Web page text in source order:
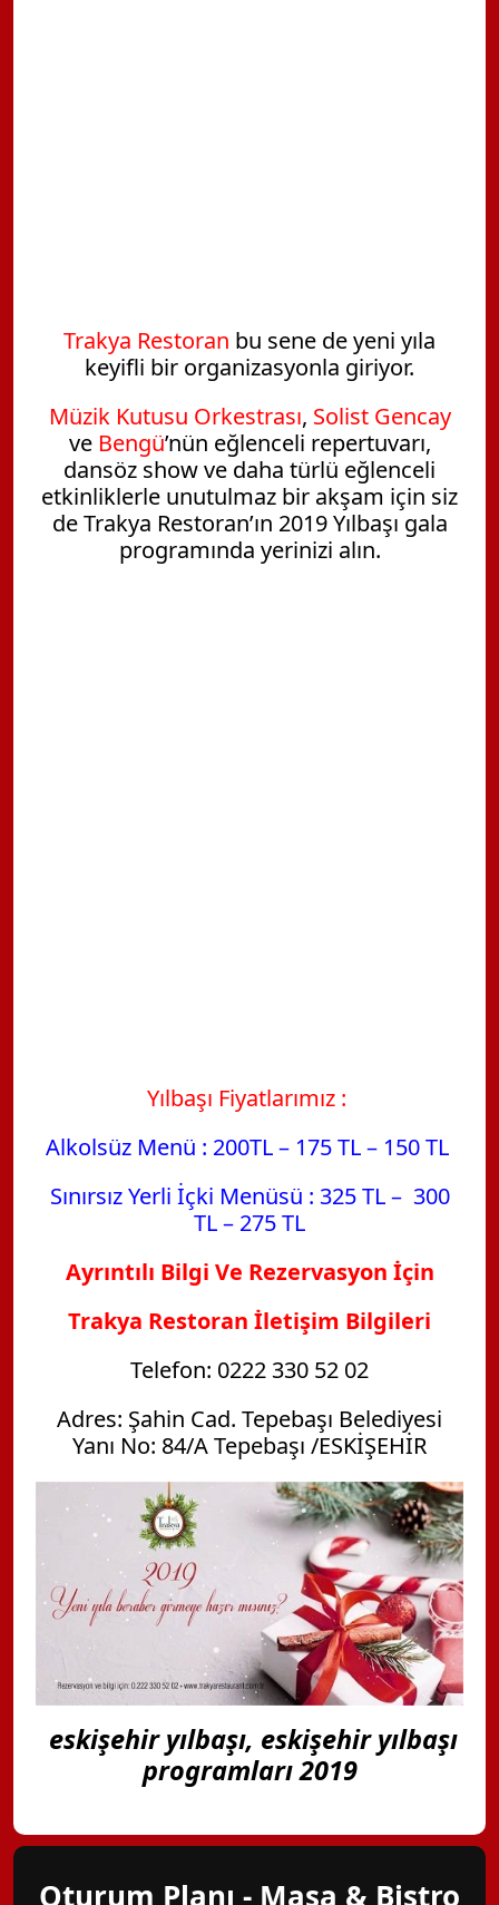
Trakya Restoran bu sene deyeni yıla
keyifli bir organizasyonla giriyor.
Müzik Kutusu Orkestrası, Solist Gencay
ve Bengü’nün eğlenceli repertuvarı,
dansöz show ve daha türlü eğlenceli
etkinliklerle unutulmaz bir akşam için siz
de Trakya Restoran’ın 2019 Yılbaşı gala
programında yerinizi alın.
Yılbaşı Fiyatlarımız :
Alkolsüz Menü : 200TL – 175 TL – 150 TL
Sınırsız Yerli İçki Menüsü : 325 TL – 300
TL – 275 TL
Ayrıntılı Bilgi Ve Rezervasyon İçin
Trakya Restoran İletişim Bilgileri
Telefon: 0222 330 52 02
Adres: Şahin Cad. Tepebaşı Belediyesi
Yanı No: 84/A Tepebaşı /ESKİŞEHİR
eskişehir yılbaşı, eskişehir yılbaşı
programları 2019
Oturum Planı - Masa & Bistro